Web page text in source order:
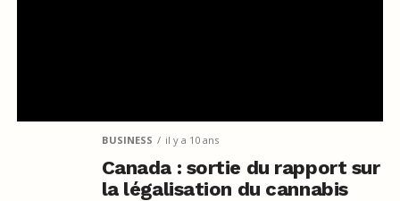
BUSINESS il y a 10 ans
Canada : sortie du rapport sur
la légalisation du cannabis